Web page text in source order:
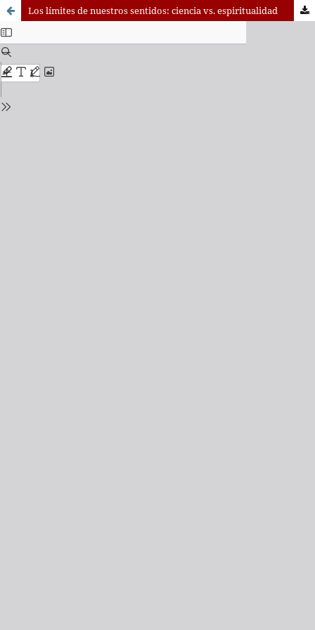
Los límites de nuestros sentidos: ciencia vs. espiritualidad